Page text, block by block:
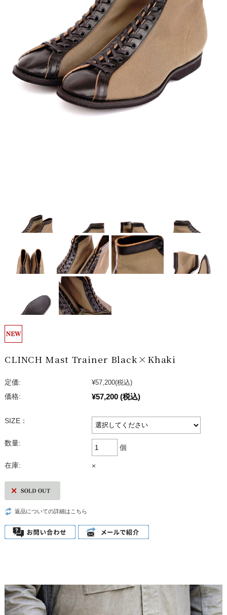
CLINCH Mast Trainer Black×Khaki
定価: ¥57,200(税込)
価格:
¥57,200 (税込)
SIZE：
数量:
個
在庫: ×
返品についての詳細はこちら